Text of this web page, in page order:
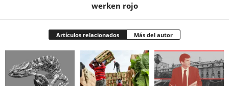
werken rojo
Artículos relacionados Más del autor